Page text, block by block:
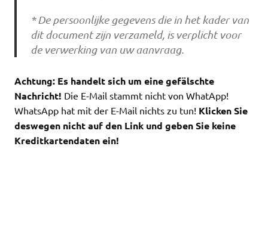
* De persoonlijke gegevens die in het kader van
dit document zijn verzameld, is verplicht voor
de verwerking van uw aanvraag.
Achtung: Es handelt sich um eine gefälschte
Nachricht! Die E-Mail stammt nicht von WhatApp!
WhatsApp hat mit der E-Mail nichts zu tun! Klicken Sie
deswegen nicht auf den Link und geben Sie keine
Kreditkartendaten ein!